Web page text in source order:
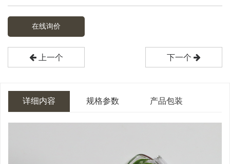
在线询价
上一个 下一个
详细内容 规格参数 产品包装